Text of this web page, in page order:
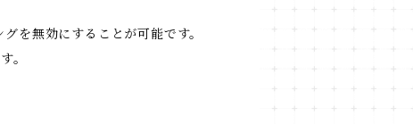
を無効にすることが可能です。
。